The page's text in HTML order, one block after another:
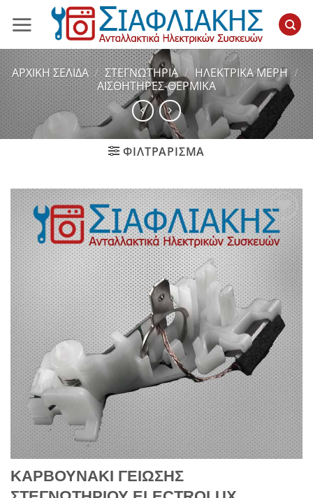
Μετάβαση
στο
περιεχόμενο
ΑΡΧΙΚΉ ΣΕΛΊΔΑ / ΣΤΕΓΝΩΤΗΡΙΑ / ΗΛΕΚΤΡΙΚΑ ΜΕΡΗ /
ΑΙΣΘΗΤΗΡΕΣ-ΘΕΡΜΙΚΑ
ΦΙΛΤΡΆΡΙΣΜΑ
Add to
wishlist
ΚΑΡΒΟΥΝΑΚΙ ΓΕΙΩΣΗΣ